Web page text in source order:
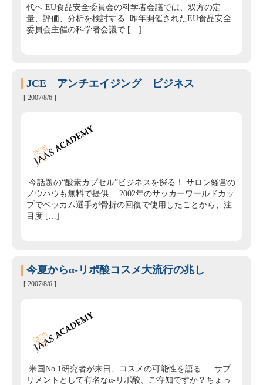
代へ EU食品安全委員会の科学者会議では、双方の定
量、評価、分析を検討する 昨年開催されたEU食品安全
委員会主催の科学者会議で […]
JCE アンチエイジング ビジネス
[ 2007/8/6 ]
今話題の“酸素カプセル”ビジネスを探る！ サロン経営の
ノウハウも無料で提供 2002年のサッカーワールドカッ
プでベッカム選手が骨折の回復で使用したことから、注
目度 […]
今夏からα‐リポ酸コスメ大流行の兆し
[ 2007/8/6 ]
米国No.1研究者が来日、コスメの可能性を語る サプ
リメントとして有名なα‐リポ酸、ご存知ですか？ちょっ